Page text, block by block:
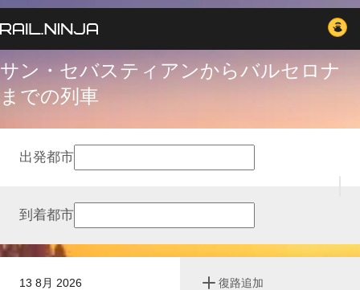
サン・セバスティアンからバルセロナ
までの列車
13 8月 2026 復路追加
出発都市
到着都市